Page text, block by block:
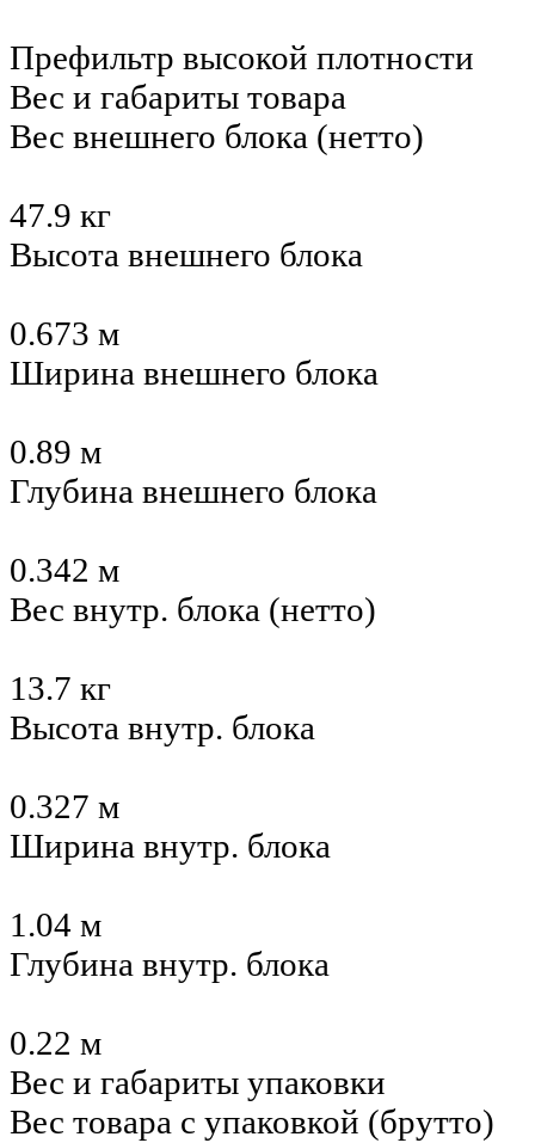
Префильтр высокой плотности
Вес и габариты товара
Вес внешнего блока (нетто)
47.9 кг
Высота внешнего блока
0.673 м
Ширина внешнего блока
0.89 м
Глубина внешнего блока
0.342 м
Вес внутр. блока (нетто)
13.7 кг
Высота внутр. блока
0.327 м
Ширина внутр. блока
1.04 м
Глубина внутр. блока
0.22 м
Вес и габариты упаковки
Вес товара с упаковкой (брутто)